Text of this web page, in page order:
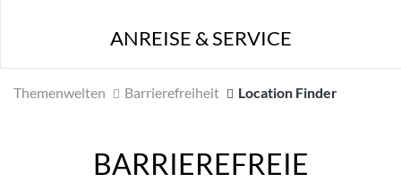
ANREISE & SERVICE
Themenwelten Barrierefreiheit Location Finder
BARRIEREFREIE